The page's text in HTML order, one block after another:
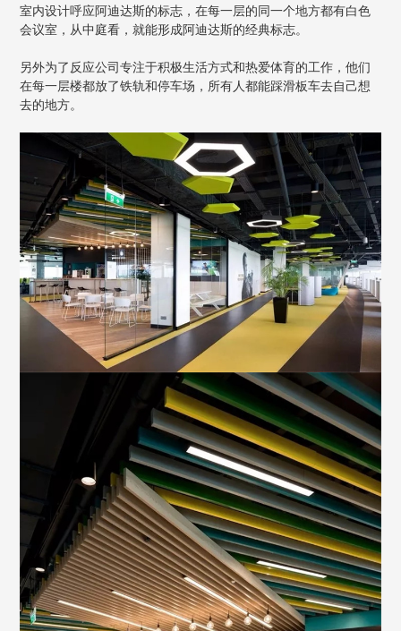
室内设计呼应阿迪达斯的标志，在每一层的同一个地方都有白色
会议室，从中庭看，就能形成阿迪达斯的经典标志。
另外为了反应公司专注于积极生活方式和热爱体育的工作，他们
在每一层楼都放了铁轨和停车场，所有人都能踩滑板车去自己想
去的地方。